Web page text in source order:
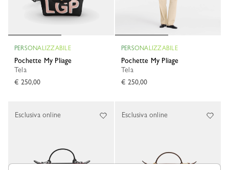
PERSONALIZZABILE
Pochette My Pliage
Tela
€ 250,00
PERSONALIZZABILE
Pochette My Pliage
Tela
€ 250,00
Esclusiva online Esclusiva online